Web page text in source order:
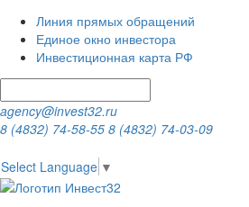
Линия прямых обращений
Единое окно инвестора
Инвестиционная карта РФ
agency@invest32.ru
8 (4832) 74-58-55 8 (4832) 74-03-09
Select Language ▼